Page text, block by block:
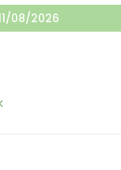
08/2026